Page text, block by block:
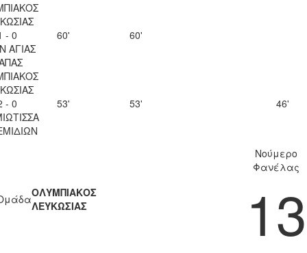
- 0
ΑΓΙΑΣ
60' 60'
- 0
53' 53' 46'
ΟΛΥΜΠΙΑΚΟΣ
ΛΕΥΚΩΣΙΑΣ
Νούμερο
Φανέλας
13